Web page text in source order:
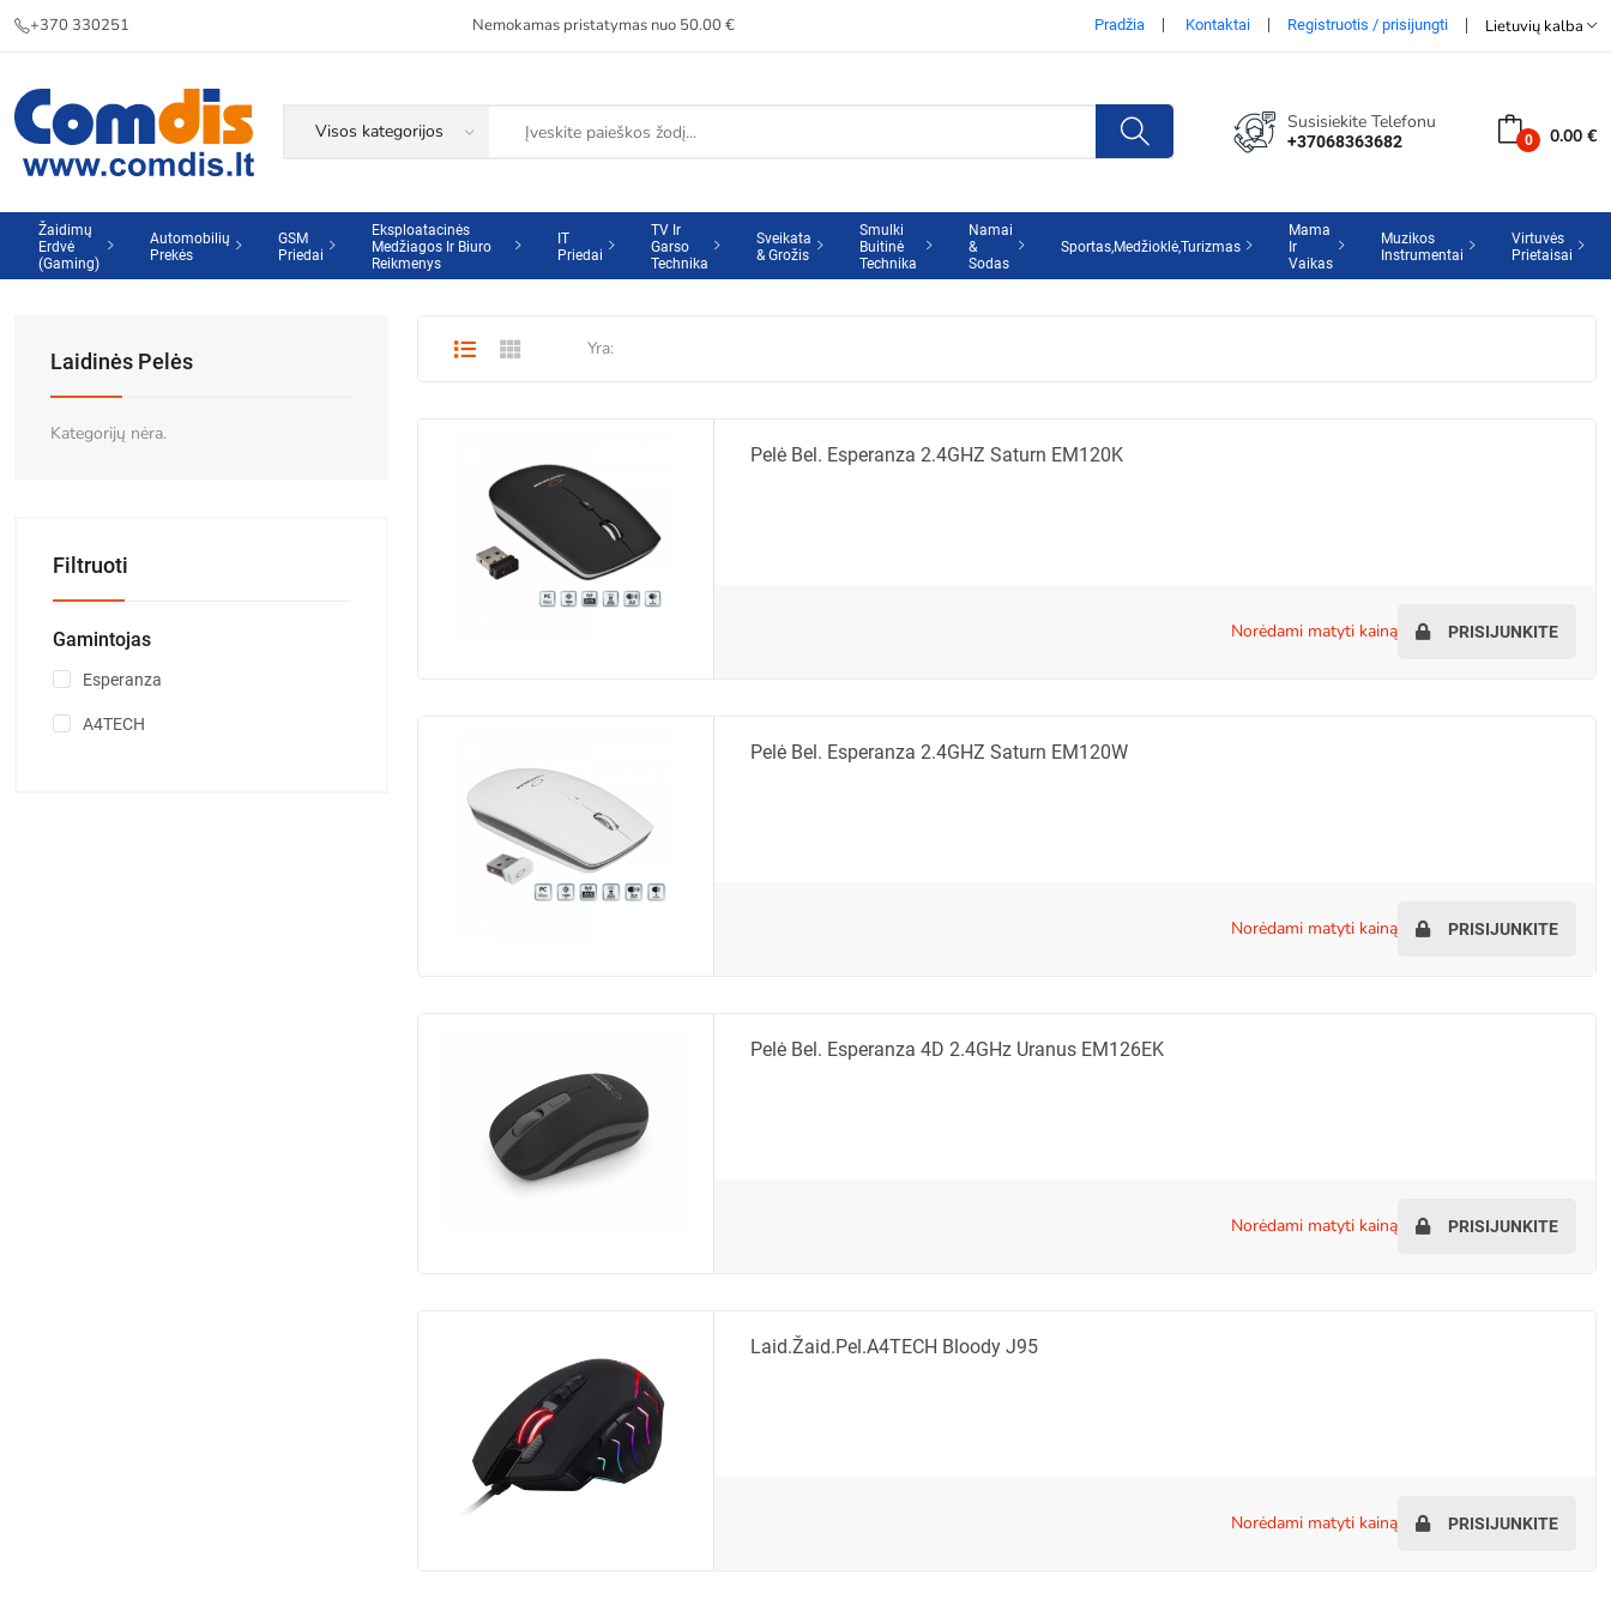
+370 330251 Nemokamas pristatymas nuo 50.00 € Pradžia Kontaktai Registruotis / prisijungti Lietuvių kalba
Susisiekite Telefonu
+37068363682 0.00 €
Žaidimų
Erdvė
(Gaming)
Automobilių
Prekės
GSM
Priedai
Eksploatacinės
Medžiagos Ir Biuro
Reikmenys
IT
Priedai
TV Ir
Garso
Technika
Sveikata
& Grožis
Smulki
Buitinė
Technika
Namai
&
Sodas
Sportas,Medžioklė,Turizmas
Mama
Ir
Vaikas
Muzikos
Instrumentai
Virtuvės
Prietaisai
Yra:
Pelė Bel. Esperanza 2.4GHZ Saturn EM120K
norėdami matyti kainą PRISIJUNKITE
Pelė Bel. Esperanza 2.4GHZ Saturn EM120W
norėdami matyti kainą PRISIJUNKITE
Pelė Bel. Esperanza 4D 2.4GHz Uranus EM126EK
norėdami matyti kainą PRISIJUNKITE
Laid.žaid.pel.A4TECH Bloody J95
norėdami matyti kainą PRISIJUNKITE
Laidinės Pelės
Kategorijų nėra.
Filtruoti
Gamintojas
Esperanza
A4TECH